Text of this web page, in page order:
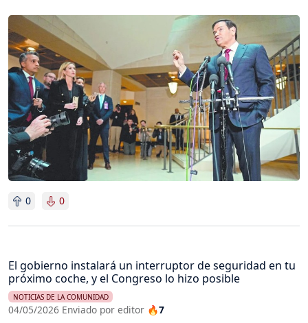
Imagen
0 0
El gobierno instalará un interruptor de seguridad en tu
próximo coche, y el Congreso lo hizo posible
NOTICIAS DE LA COMUNIDAD
04/05/2026 Enviado por editor 🔥7